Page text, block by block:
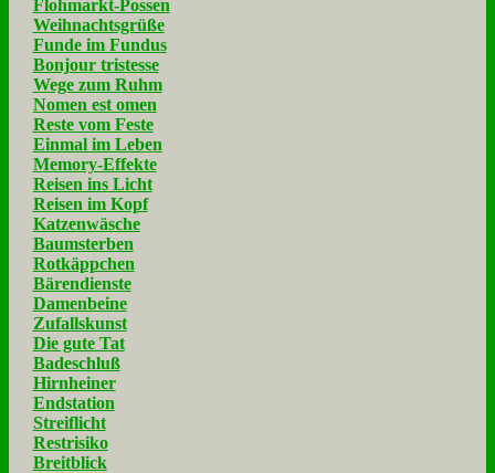
Flohmarkt-Possen
Weihnachtsgrüße
Funde im Fundus
Bonjour tristesse
Wege zum Ruhm
Nomen est omen
Reste vom Feste
Einmal im Leben
Memory-Effekte
Reisen ins Licht
Reisen im Kopf
Katzenwäsche
Baumsterben
Rotkäppchen
Bärendienste
Damenbeine
Zufallskunst
Die gute Tat
Badeschluß
Hirnheiner
Endstation
Streiflicht
Restrisiko
Breitblick